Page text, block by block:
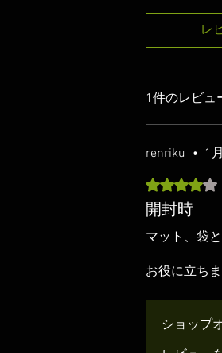
レ
1件のレビュ
renriku • 1
5つ星のうち
開封時
マット、袋
お役に立ち
ショップ